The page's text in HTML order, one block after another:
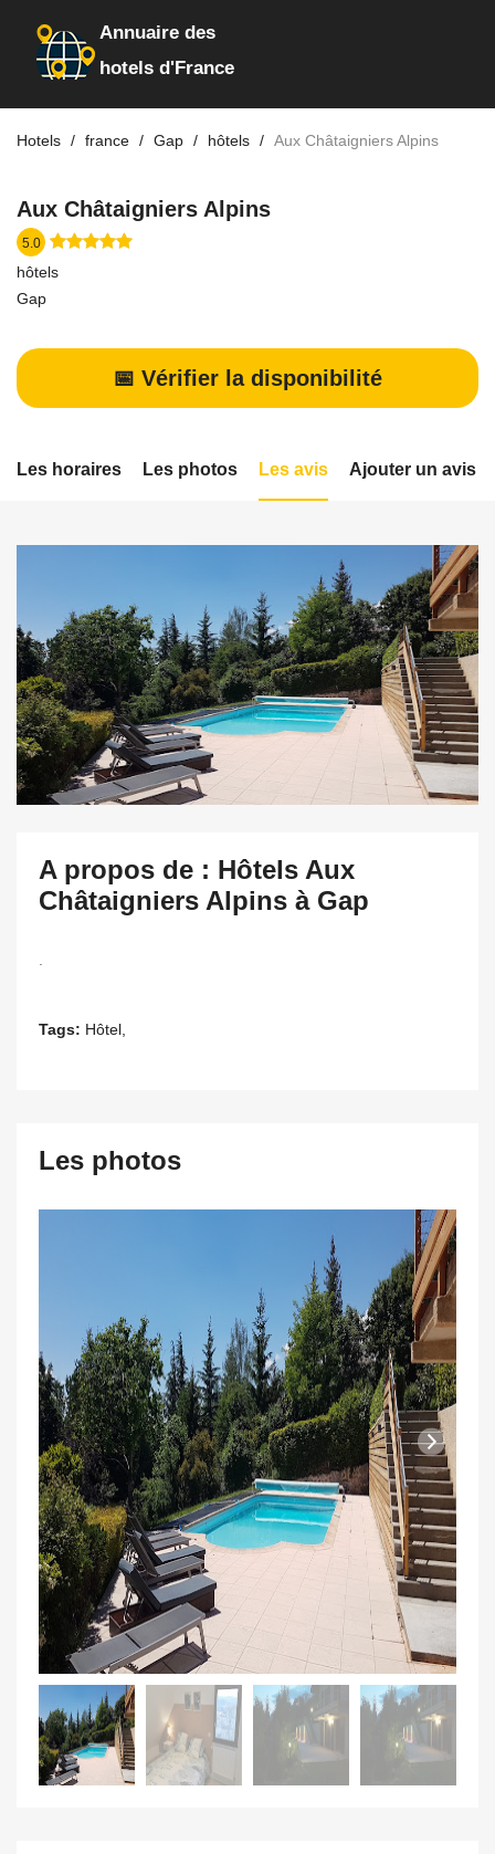
Annuaire des
hotels d'France
Hotels france Gap hôtels Aux Châtaigniers Alpins
Aux Châtaigniers Alpins
5.0
hôtels
Gap
📅 Vérifier la disponibilité
Les horaires Les photos Les avis Ajouter un avis
A propos de : Hôtels Aux
Châtaigniers Alpins à Gap
Tags: Hôtel,
Les photos